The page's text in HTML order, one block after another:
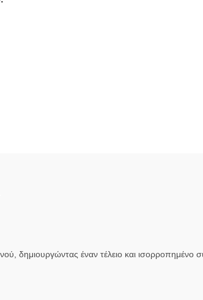
δημιουργώντας έναν τέλειο και ισορροπημένο